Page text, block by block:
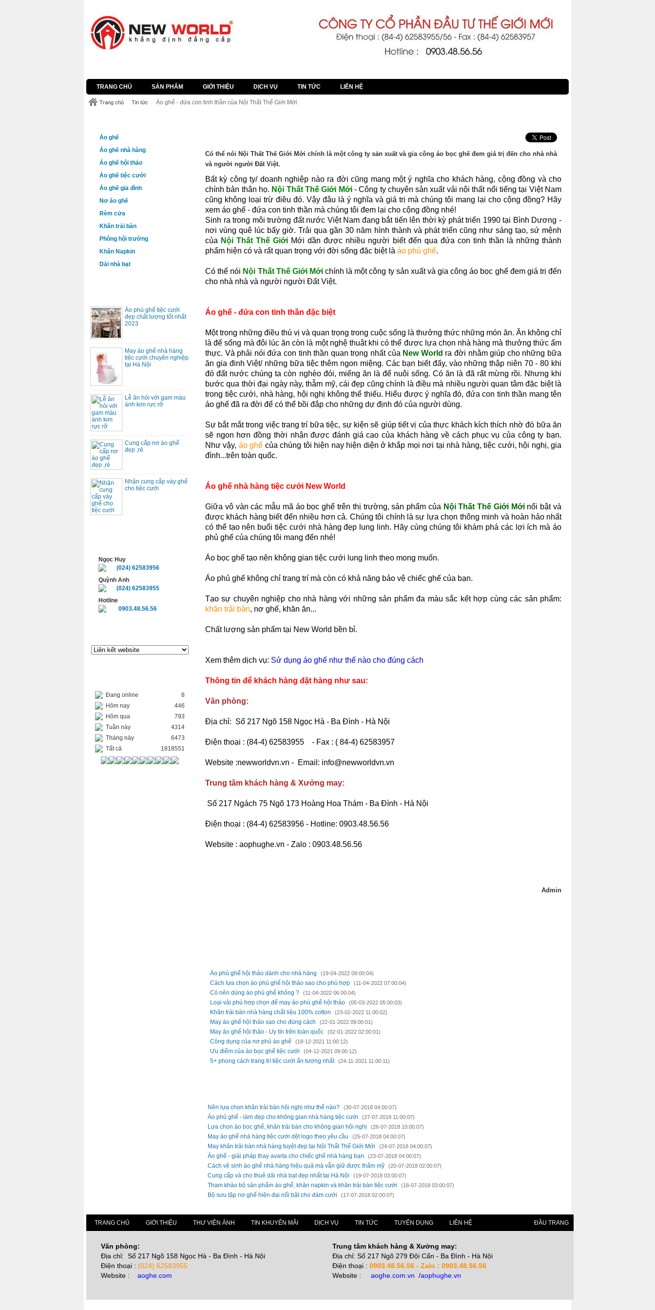
TRANG CHỦ
SẢN PHẨM GIỚI THIỆU DỊCH VỤ TIN TỨC LIÊN HỆ
Trang chủ Tin tức Áo ghế - đứa con tinh thần của Nội Thất Thế Giới Mới
Áo ghế
Áo ghế nhà hàng
Áo ghế hội thảo
Áo ghế tiệc cưới
Áo ghế gia đình
Nơ áo ghế
Rèm cửa
Khăn trải bàn
Phông hội trường
Khăn Napkin
Dải nhà bạt
Áo phủ ghế tiệc cưới
đẹp chất lượng tốt nhất
2023
May áo ghế nhà hàng
tiệc cưới chuyên nghiệp
tại Hà Nội
Lễ ăn hỏi với gam màu
ánh kim rực rỡ
Cung cấp nơ áo ghế
đẹp ,rẻ
Nhận cung cấp váy ghế
cho tiệc cưới
Ngọc Huy
(024) 62583956
Quỳnh Anh
(024) 62583955
Hotline
0903.48.56.56
Đang online
8
Hôm nay
446
Hôm qua
793
Tuần này
4314
Tháng này
6473
Tất cả
1818551
Có thể nói Nội Thất Thế Giới Mới chính là một công ty sản xuất và gia công áo bọc ghế đem giá trị đến cho nhà nhà
và người người Đất Việt.
Bất kỳ công ty/ doanh nghiệp nào ra đời cũng mang một ý nghĩa cho khách hàng, cộng đồng và cho
chính bản thân họ. Nội Thất Thế Giới Mới- Công ty chuyên sản xuất vải nội thất nổi tiếng tại Việt Nam
cũng không loại trừ điều đó. Vậy đâu là ý nghĩa và giá trị mà chúng tôi mang lại cho cộng đồng? Hãy
xem áo ghế - đứa con tinh thần mà chúng tôi đem lại cho cộng đồng nhé!
Sinh ra trong môi trường đất nước Việt Nam đang bắt tiến lên thời kỳ phát triển 1990 tại Bình Dương -
nơi vùng quê lúc bấy giờ. Trải qua gần 30 năm hình thành và phát triển cũng như sáng tạo, sứ mệnh
của Nội Thất Thế Giới Mới dần được nhiều người biết đến qua đứa con tinh thần là những thành
phẩm hiện có và rất quan trọng với đời sống đặc biệt là áo phủ ghế.
Có thể nói Nội Thất Thế Giới Mớichính là một công ty sản xuất và gia công áo bọc ghế đem giá trị đến
cho nhà nhà và người người Đất Việt.
Áo ghế - đứa con tinh thần đặc biệt
Một trong những điều thú vị và quan trọng trong cuộc sống là thưởng thức những món ăn. Ăn không chỉ
là để sống mà đôi lúc ăn còn là một nghệ thuật khi có thể được lựa chọn nhà hàng mà thưởng thức ẩm
thực. Và phải nói đứa con tinh thần quan trọng nhất của New World ra đời nhằm giúp cho những bữa
ăn gia đinh Việt/ những bữa tiệc thêm ngon miệng. Các bạn biết đấy, vào những thập niên 70 - 80 khi
đó đất nước chúng ta còn nghèo đói, miếng ăn là để nuôi sống. Có ăn là đã rất mừng rồi. Nhưng khi
bước qua thời đại ngày này, thẫm mỹ, cái đẹp cũng chính là điều mà nhiều người quan tâm đặc biệt là
trong tiệc cưới, nhà hàng, hội nghị không thể thiếu. Hiểu được ý nghĩa đó, đứa con tinh thần mang tên
áo ghế đã ra đời để có thể bồi đắp cho những dự định đó của người dùng.
Sự bắt mắt trong việc trang trí bữa tiệc, sự kiện sẽ giúp tiết vị của thực khách kích thích nhờ đó bữa ăn
sẽ ngon hơn đồng thời nhận được đánh giá cao của khách hàng về cách phục vụ của công ty bạn.
Như vậy, áo ghế của chúng tôi hiện nay hiện diện ở khắp mọi nơi tại nhà hàng, tiệc cưới, hội nghị, gia
đình...trên toàn quốc.
Áo ghế nhà hàng tiệc cưới New World
Giữa vô vàn các mẫu mã áo bọc ghế trên thị trường, sản phẩm của Nội Thất Thế Giới Mớinổi bật và
được khách hàng biết đến nhiều hơn cả. Chúng tôi chính là sự lựa chọn thông minh và hoàn hảo nhất
có thể tạo nên buổi tiệc cưới nhà hàng đẹp lung linh. Hãy cùng chúng tôi khám phá các lợi ích mà áo
phủ ghế của chúng tôi mang đến nhé!
Áo bọc ghế tạo nên không gian tiệc cưới lung linh theo mong muốn.
Áo phủ ghế không chỉ trang trí mà còn có khả năng bảo vệ chiếc ghế của bạn.
Tạo sự chuyên nghiệp cho nhà hàng với những sản phẩm đa màu sắc kết hợp cùng các sản phẩm:
khăn trải bàn, nơ ghế, khăn ăn...
Chất lượng sản phẩm tại New World bền bỉ.
Xem thêm dịch vụ: Sử dụng áo ghế như thế nào cho đúng cách
Thông tin để khách hàng đặt hàng như sau:
Văn phòng:
Địa chỉ: Số 217 Ngõ 158 Ngọc Hà - Ba Đình - Hà Nội
Điện thoại : (84-4) 62583955 - Fax : ( 84-4) 62583957
Website :newworldvn.vn - Email: info@newworldvn.vn
Trung tâm khách hàng & Xưởng may:
Số 217 Ngách 75 Ngõ 173 Hoàng Hoa Thám - Ba Đình - Hà Nội
Điện thoại : (84-4) 62583956 - Hotline: 0903.48.56.56
Website : aophughe.vn - Zalo : 0903.48.56.56
Admin
Áo phủ ghế hội thảo dành cho nhà hàng (19-04-2022 09:00:04)
Cách lựa chọn áo phủ ghế hội thảo sao cho phù hợp (11-04-2022 07:00:04)
Có nên dùng áo phủ ghế không ? (11-04-2022 06:00:04)
Loại vải phù hợp chọn để may áo phủ ghế hội thảo (05-03-2022 05:00:03)
Khăn trải bàn nhà hàng chất liệu 100% cotton (23-02-2022 11:00:02)
May áo ghế hội thảo sao cho đúng cách (22-01-2022 09:00:01)
May áo ghế hội thảo - Uy tín trên toàn quốc (02-01-2022 02:00:01)
Công dụng của nơ phủ áo ghế (18-12-2021 11:00:12)
Ưu điểm của áo bọc ghế tiệc cưới (04-12-2021 09:00:12)
5+ phong cách trang trí tiệc cưới ấn tượng nhất (24-11-2021 11:00:11)
Nên lựa chọn khăn trải bàn hội nghị như thế nào? (30-07-2018 04:00:07)
Áo phủ ghế - làm đẹp cho không gian nhà hàng tiệc cưới (27-07-2018 11:00:07)
Lựa chọn áo bọc ghế, khăn trải bàn cho không gian hội nghị (26-07-2018 10:00:07)
May áo ghế nhà hàng tiệc cưới dệt logo theo yêu cầu (25-07-2018 04:00:07)
May khăn trải bàn nhà hàng tuyệt đẹp tại Nội Thất Thế Giới Mới (24-07-2018 04:00:07)
Áo ghế - giải pháp thay avarta cho chiếc ghế nhà hàng bạn (23-07-2018 04:00:07)
Cách vệ sinh áo ghế nhà hàng hiệu quả mà vẫn giữ được thẩm mỹ (20-07-2018 02:00:07)
Cung cấp và cho thuê dải nhà bạt đẹp nhất tại Hà Nội (19-07-2018 03:00:07)
Tham khảo bộ sản phẩm áo ghế, khăn napkin và khăn trải bàn tiệc cưới (18-07-2018 03:00:07)
Bộ sưu tập nơ ghế hiện đại nổi bật cho đám cưới (17-07-2018 02:00:07)
TRANG CHỦ GIỚI THIỆU THƯ VIỆN ẢNH TIN KHUYẾN MÃI DỊCH VỤ TIN TỨC TUYỂN DỤNG LIÊN HỆ ĐẦU TRANG
Văn phòng:
Địa chỉ: Số 217 Ngõ 158 Ngọc Hà - Ba Đình - Hà Nội
Điện thoại : (024) 62583955
Website : aoghe.com
Trung tâm khách hàng & Xưởng may:
Địa chỉ: Số 217 Ngõ 279 Đội Cấn - Ba Đình - Hà Nội
Điện thoại : 0903.48.56.56 - Zalo : 0903.48.56.56
Website : aoghe.com.vn /aophughe.vn